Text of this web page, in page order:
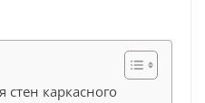
стен каркасного